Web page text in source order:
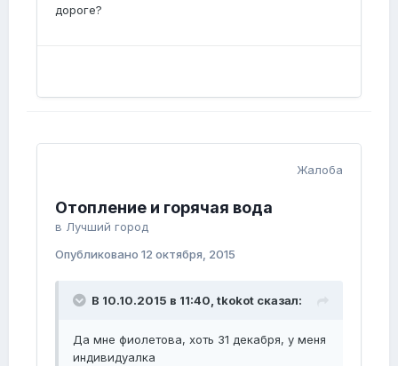
дороге?
Жалоба
Отопление и горячая вода
в Лучший город
Опубликовано 12 октября, 2015
В 10.10.2015 в 11:40, tkokot сказал:
Да мне фиолетова, хоть 31 декабря, у меня
индивидуалка